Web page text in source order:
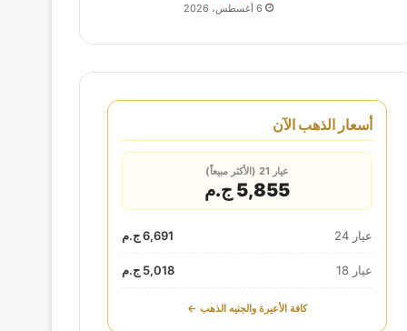
6 أغسطس، 2026
أسعار الذهب الآن
عيار 21 (الأكثر مبيعاً)
5,855 ج.م
عيار 24 6,691 ج.م
عيار 18 5,018 ج.م
كافة الأعيرة والجنيه الذهب ←